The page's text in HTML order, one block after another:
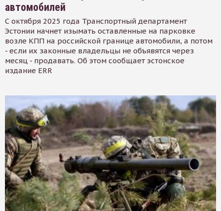
автомобилей
С октября 2025 года Транспортный департамент
Эстонии начнет изымать оставленные на парковке
возле КПП на российской границе автомобили, а потом
- если их законные владельцы не объявятся через
месяц - продавать. Об этом сообщает эстонское
издание ERR